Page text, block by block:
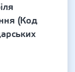
(Код